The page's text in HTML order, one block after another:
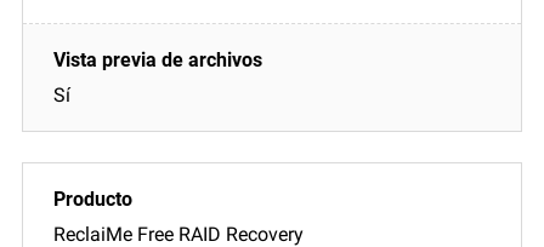
Sí
ReclaiMe Free RAID Recovery